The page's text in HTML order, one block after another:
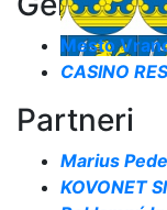
Mesto
CASINO
Partneri
Marius
KOVONET